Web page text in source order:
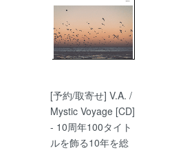
[予約/取寄せ] V.A. /
Mystic Voyage [CD]
- 10周年100タイト
ルを飾る10年を総